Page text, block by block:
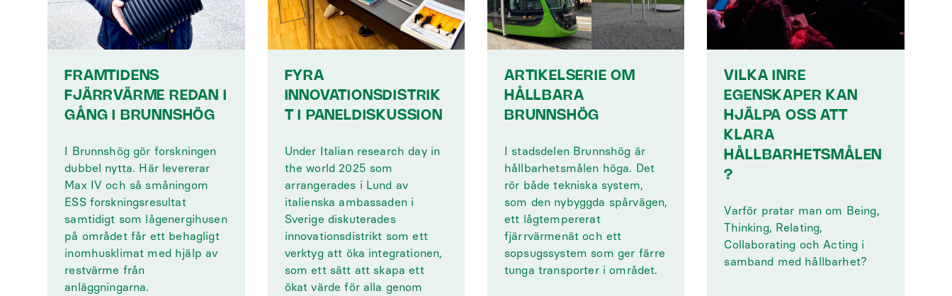
FRAMTIDENS
FJÄRRVÄRME REDAN I
GÅNG I BRUNNSHÖG
I Brunnshög gör forskningen
dubbel nytta. Här levererar
Max IV och så småningom
ESS forskningsresultat
samtidigt som lågenergihusen
på området får ett behagligt
inomhusklimat med hjälp av
restvärme från
anläggningarna.
FYRA
INNOVATIONSDISTRIK
T I PANELDISKUSSION
Under Italian research day in
the world 2025 som
arrangerades i Lund av
italienska ambassaden i
Sverige diskuterades
innovationsdistrikt som ett
verktyg att öka integrationen,
som ett sätt att skapa ett
ökat värde för alla genom
ARTIKELSERIE OM
HÅLLBARA
BRUNNSHÖG
I stadsdelen Brunnshög är
hållbarhetsmålen höga. Det
rör både tekniska system,
som den nybyggda spårvägen,
ett lågtempererat
fjärrvärmenät och ett
sopsugssystem som ger färre
tunga transporter i området.
VILKA INRE
EGENSKAPER KAN
HJÄLPA OSS ATT
KLARA
HÅLLBARHETSMÅLEN
?
Varför pratar man om Being,
Thinking, Relating,
Collaborating och Acting i
samband med hållbarhet?